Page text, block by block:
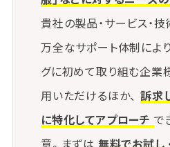
関税、送料、通貨変動
雑化
これらに対しては、次のよう
◉通関知識と法務スキ
貴社の製品・サービス・技
万全なサポート体制によ
グに初めて取り組む企業
用いただけるほか、 訴求
に特化してアプローチ で
意。まずは 無料でお試し